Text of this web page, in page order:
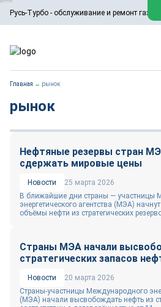
Русь-Турбо - обслуживание и ремонт
ООО «Русь-Турбо» занимается
турбин, комплексным ремонтом,
техническим обслуживанием
работают на нефтегазовых,
металлургических и других
Реклама. ООО «Русь-Турбо», ИНН
Главная → рынок
рынок
Нефтяные резервы стран
сдержать мировые цены
Новости
25 марта 2026
В ближайшие дни страны — участницы
энергетического агентства (МЭА)
объёмы нефти из стратегических
Страны МЭА начали
стратегических запасов
Новости
20 марта 2026
Страны-участницы Международного
(МЭА) начали высвобождать нефть из